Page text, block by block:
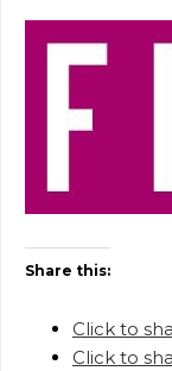
Share this:
Click to
Click to